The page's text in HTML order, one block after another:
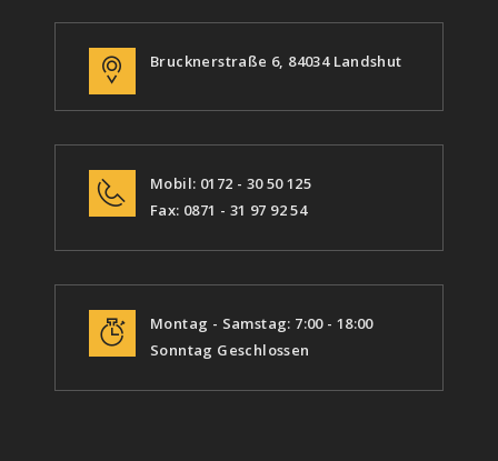
Brucknerstraße 6, 84034 Landshut
Mobil: 0172 - 30 50 125
Fax: 0871 - 31 97 92 54
Montag - Samstag: 7:00 - 18:00
Sonntag Geschlossen